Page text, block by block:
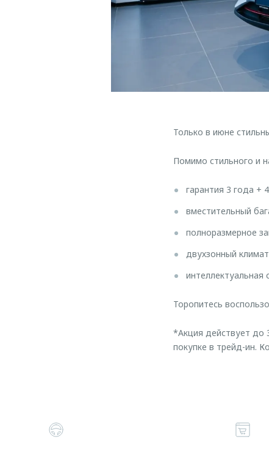
Только в июне
Помимо стильного и
гарантия 3 года +
вместительный
полноразмерное
двухзонный
интеллектуальная
Торопитесь
*Акция действует до
покупке в трейд-ин.